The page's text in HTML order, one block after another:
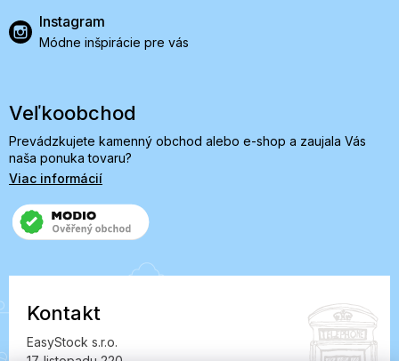
Instagram
Módne inšpirácie pre vás
Veľkoobchod
Prevádzkujete kamenný obchod alebo e-shop a zaujala Vás
naša ponuka tovaru?
Viac informácií
Kontakt
EasyStock s.r.o.